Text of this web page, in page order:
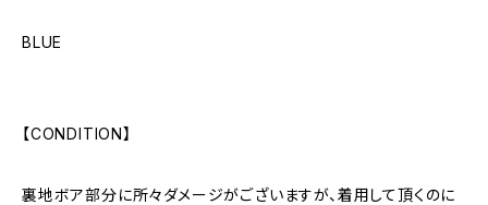
BLUE
【CONDITION】
裏地ボア部分に所々ダメージがございますが、着用して頂くのに